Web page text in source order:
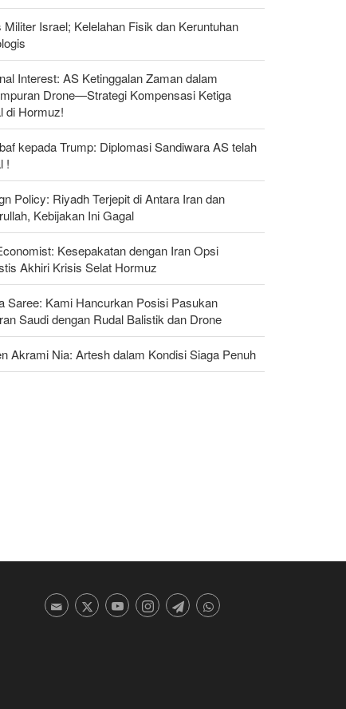
Militer Israel; Kelelahan Fisik dan Keruntuhan
Interest: AS Ketinggalan Zaman dalam
Drone—Strategi Kompensasi Ketiga
di Hormuz!
kepada Trump: Diplomasi Sandiwara AS telah
!
Policy: Riyadh Terjepit di Antara Iran dan
Kebijakan Ini Gagal
Kesepakatan dengan Iran Opsi
Akhiri Krisis Selat Hormuz
Saree: Kami Hancurkan Posisi Pasukan
Saudi dengan Rudal Balistik dan Drone
Akrami Nia: Artesh dalam Kondisi Siaga Penuh